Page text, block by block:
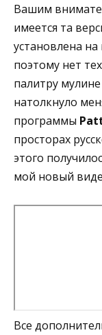
Вашим
имеется та
установлена
поэтому нет
палитру
натолкнуло
программы
просторах
этого
мой новый
Все